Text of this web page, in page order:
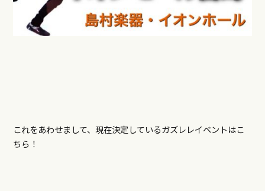
これをあわせまして、現在決定しているガズレレイベントはこ
ちら！